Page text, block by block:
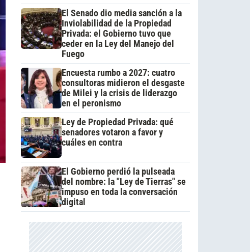
El Senado dio media sanción a la
Inviolabilidad de la Propiedad
Privada: el Gobierno tuvo que
ceder en la Ley del Manejo del
Fuego
Encuesta rumbo a 2027: cuatro
consultoras midieron el desgaste
de Milei y la crisis de liderazgo
en el peronismo
Ley de Propiedad Privada: qué
senadores votaron a favor y
cuáles en contra
El Gobierno perdió la pulseada
del nombre: la "Ley de Tierras" se
impuso en toda la conversación
digital